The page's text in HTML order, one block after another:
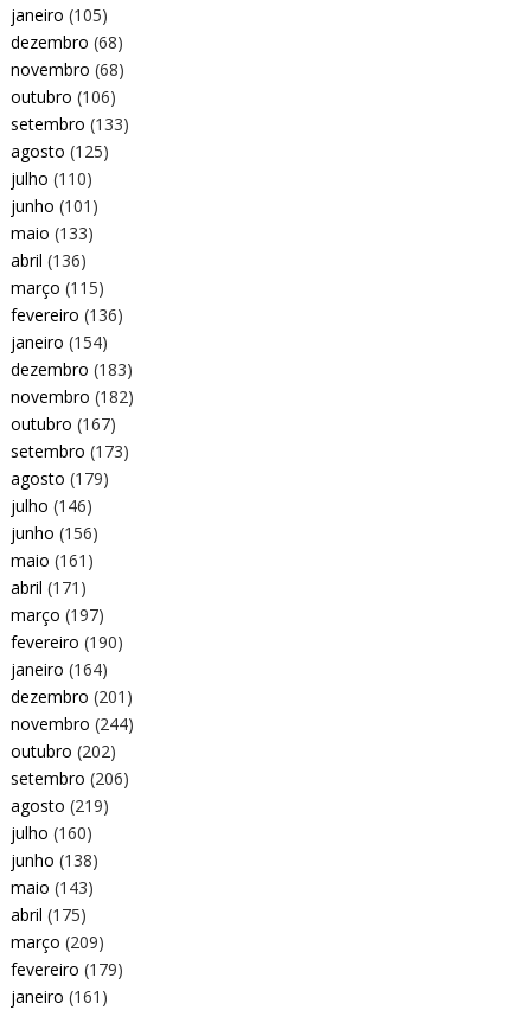
janeiro (105)
dezembro (68)
novembro (68)
outubro (106)
setembro (133)
agosto (125)
julho (110)
junho (101)
maio (133)
abril (136)
março (115)
fevereiro (136)
janeiro (154)
dezembro (183)
novembro (182)
outubro (167)
setembro (173)
agosto (179)
julho (146)
junho (156)
maio (161)
abril (171)
março (197)
fevereiro (190)
janeiro (164)
dezembro (201)
novembro (244)
outubro (202)
setembro (206)
agosto (219)
julho (160)
junho (138)
maio (143)
abril (175)
março (209)
fevereiro (179)
janeiro (161)